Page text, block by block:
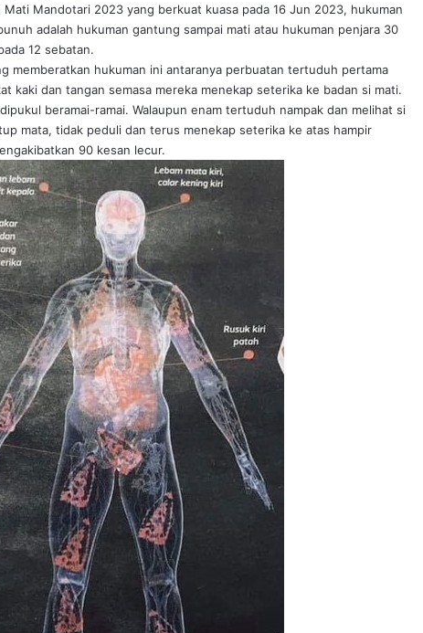
Mati Mandotari 2023 yang berkuat kuasa pada 16 Jun 2023, hukuman
adalah hukuman gantung sampai mati atau hukuman penjara 30
12 sebatan.
memberatkan hukuman ini antaranya perbuatan tertuduh pertama
kaki dan tangan semasa mereka menekap seterika ke badan si mati.
beramai-ramai. Walaupun enam tertuduh nampak dan melihat si
mata, tidak peduli dan terus menekap seterika ke atas hampir
90 kesan lecur.